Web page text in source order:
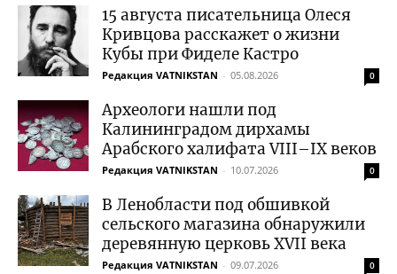
15 августа писательница Олеся
Кривцова расскажет о жизни
Кубы при Фиделе Кастро
Редакция VATNIKSTAN - 05.08.2026 0
Археологи нашли под
Калининградом дирхамы
Арабского халифата VIII–IX веков
Редакция VATNIKSTAN - 10.07.2026 0
В Ленобласти под обшивкой
сельского магазина обнаружили
деревянную церковь XVII века
Редакция VATNIKSTAN - 09.07.2026 0